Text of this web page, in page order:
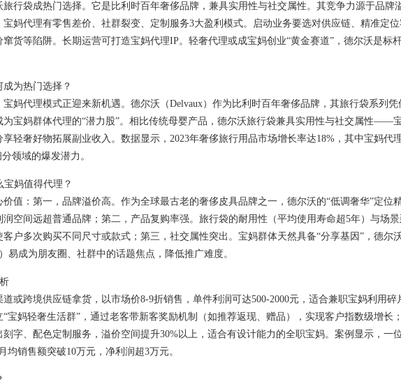
行袋成热门选择。它是比利时百年奢侈品牌，兼具实用性与社交属性。其竞争力源于品牌
妈代理有零售差价、社群裂变、定制服务3大盈利模式。启动业务要选对供应链、精准定位
货等陷阱。长期运营可打造宝妈代理IP。轻奢代理或成宝妈创业“黄金赛道”，德尔沃是标
为热门选择？
妈代理模式正迎来新机遇。德尔沃（Delvaux）作为比利时百年奢侈品牌，其旅行袋系列凭
宝妈群体代理的“潜力股”。相比传统母婴产品，德尔沃旅行袋兼具实用性与社交属性——
轻奢好物拓展副业收入。数据显示，2023年奢侈旅行用品市场增长率达18%，其中宝妈代
领域的爆发潜力。
妈值得代理？
值：第一，品牌溢价高。作为全球最古老的奢侈皮具品牌之一，德尔沃的“低调奢华”定位
空间远超普通品牌；第二，产品复购率强。旅行袋的耐用性（平均使用寿命超5年）与场景
户多次购买不同尺寸或款式；第三，社交属性突出。宝妈群体天然具备“分享基因”，德尔
易成为朋友圈、社群中的话题焦点，降低推广难度。
或跨境供应链拿货，以市场价8-9折销售，单件利润可达500-2000元，适合兼职宝妈利用碎
宝妈轻奢生活群”，通过老客带新客奖励机制（如推荐返现、赠品），实现客户指数级增长
字、配色定制服务，溢价空间提升30%以上，适合有设计能力的全职宝妈。案例显示，一
均销售额突破10万元，净利润超3万元。